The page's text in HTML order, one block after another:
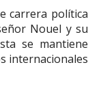
carrera política
Nouel y su
se mantiene
internacionales